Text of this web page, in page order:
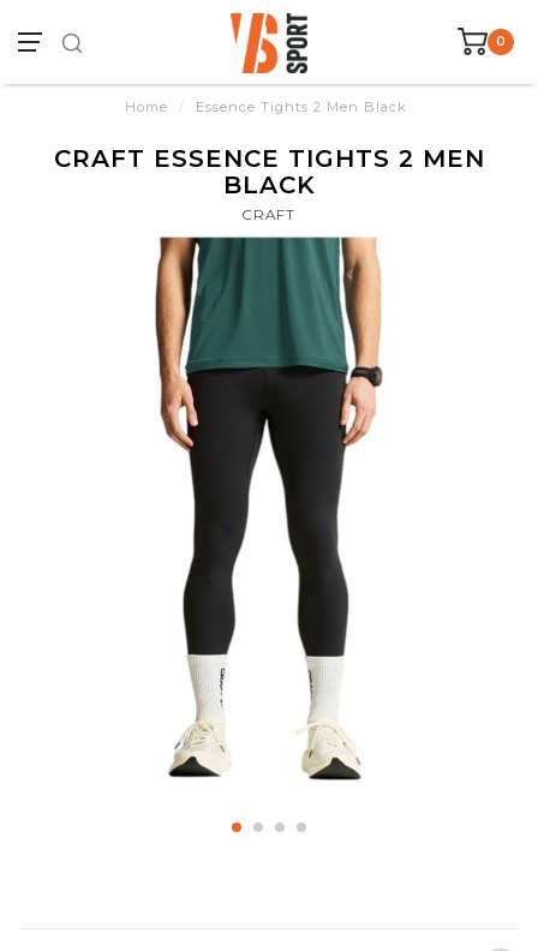
0
Home / Essence Tights 2 Men Black
CRAFT ESSENCE TIGHTS 2 MEN
BLACK
CRAFT